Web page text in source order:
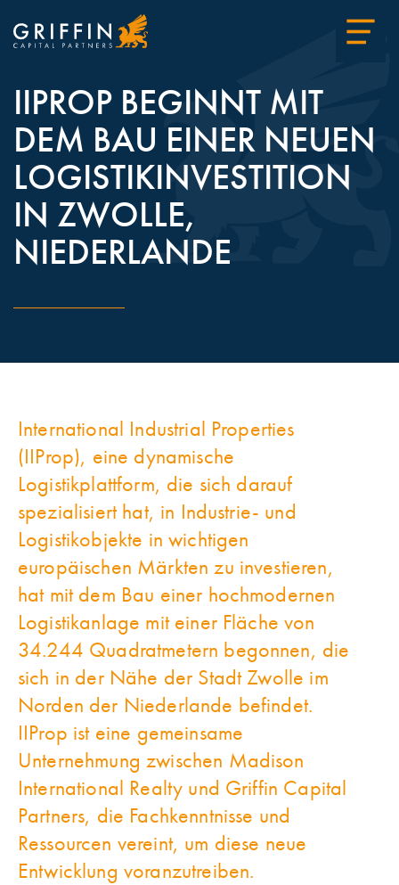
IIPROP BEGINNT MIT
DEM BAU EINER NEUEN
LOGISTIKINVESTITION
IN ZWOLLE,
NIEDERLANDE
International Industrial Properties
(IIProp), eine dynamische
Logistikplattform, die sich darauf
spezialisiert hat, in Industrie- und
Logistikobjekte in wichtigen
europäischen Märkten zu investieren,
hat mit dem Bau einer hochmodernen
Logistikanlage mit einer Fläche von
34.244 Quadratmetern begonnen, die
sich in der Nähe der Stadt Zwolle im
Norden der Niederlande befindet.
IIProp ist eine gemeinsame
Unternehmung zwischen Madison
International Realty und Griffin Capital
Partners, die Fachkenntnisse und
Ressourcen vereint, um diese neue
Entwicklung voranzutreiben.